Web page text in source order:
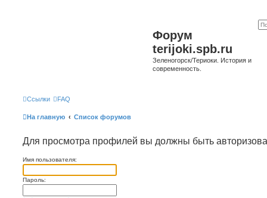
Форум
terijoki.spb.ru
Зеленогорск/Териоки. История и
современность.
Ссылки FAQ
На главную Список форумов
Для просмотра профилей вы должны быть
Имя пользователя:
Пароль: